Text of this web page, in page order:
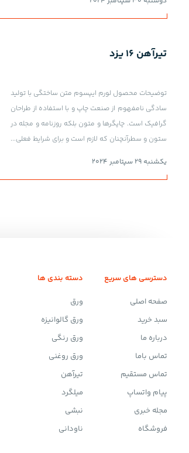
تیرآهن 16 یزد
توضیحات محصول لورم ایپسوم متن ساختگی با تولید
سادگی نامفهوم از صنعت چاپ و با استفاده از طراحان
گرافیک است. چاپگرها و متون بلکه روزنامه و مجله در
ستون و سطرآنچنان که لازم است و برای شرایط فعلی...
یکشنبه 29 سپتامبر 2024
دسترسی های سریع
صفحه اصلی
سبد خرید
درباره ما
تماس باما
تماس مستقیم
پیام واتساپ
مجله خبری
فروشگاه
دسته بندی ها
ورق
ورق گالوانیزه
ورق رنگی
ورق روغنی
تیرآهن
میلگرد
نبشی
ناودانی